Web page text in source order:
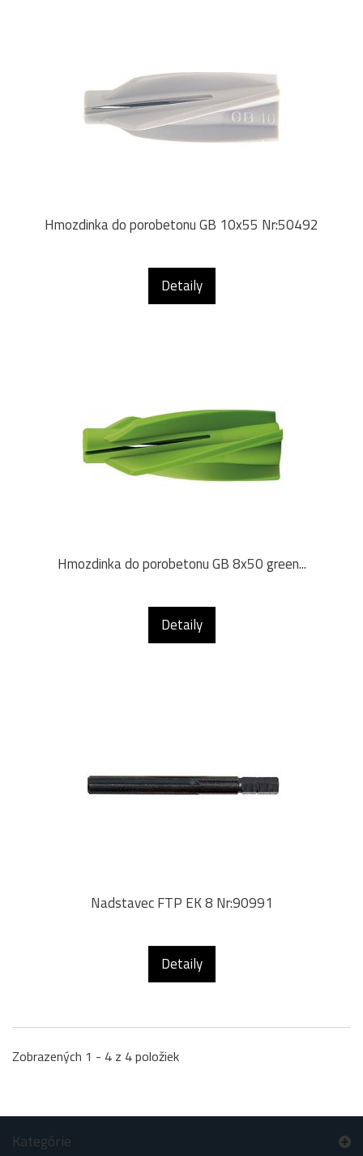
Hmozdinka do porobetonu GB 10x55 Nr:50492
Detaily
Hmozdinka do porobetonu GB 8x50 green...
Detaily
Nadstavec FTP EK 8 Nr:90991
Detaily
Zobrazených 1 - 4 z 4 položiek
Kategórie